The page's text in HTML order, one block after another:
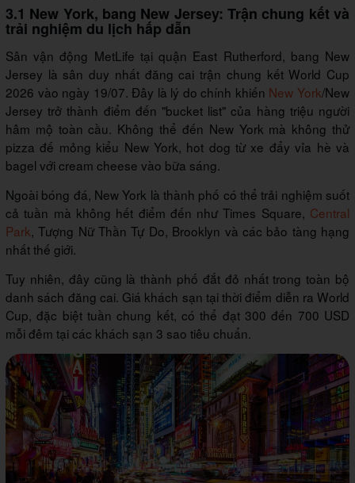
3.1 New York, bang New Jersey: Trận chung kết và
trải nghiệm du lịch hấp dẫn
Sân vận động MetLife tại quận East Rutherford, bang New
Jersey là sân duy nhất đăng cai trận chung kết World Cup
2026 vào ngày 19/07. Đây là lý do chính khiến New York/New
Jersey trở thành điểm đến "bucket list" của hàng triệu người
hâm mộ toàn cầu. Không thể đến New York mà không thử
pizza đế mỏng kiểu New York, hot dog từ xe đẩy vỉa hè và
bagel với cream cheese vào bữa sáng.
Ngoài bóng đá, New York là thành phố có thể trải nghiệm suốt
cả tuần mà không hết điểm đến như Times Square, Central
Park, Tượng Nữ Thần Tự Do, Brooklyn và các bảo tàng hạng
nhất thế giới.
Tuy nhiên, đây cũng là thành phố đắt đỏ nhất trong toàn bộ
danh sách đăng cai. Giá khách sạn tại thời điểm diễn ra World
Cup, đặc biệt tuần chung kết, có thể đạt 300 đến 700 USD
mỗi đêm tại các khách sạn 3 sao tiêu chuẩn.